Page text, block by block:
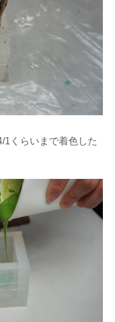
1くらいまで着色した